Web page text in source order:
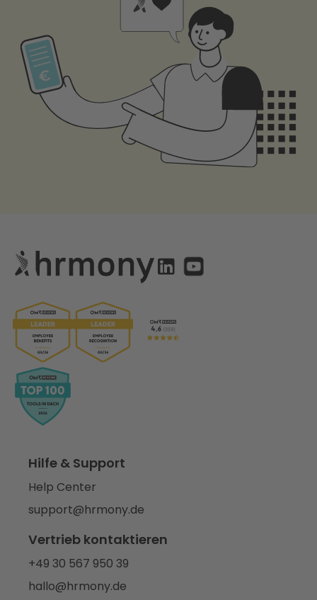
Hilfe & Support
Help Center
support@hrmony.de
Vertrieb kontaktieren
+49 30 567 950 39
hallo@hrmony.de